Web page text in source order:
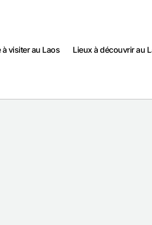
à visiter au Laos Lieux à découvrir au